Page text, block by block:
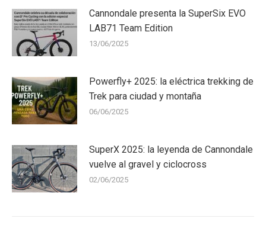
Cannondale presenta la SuperSix EVO
LAB71 Team Edition
13/06/2025
Powerfly+ 2025: la eléctrica trekking de
Trek para ciudad y montaña
06/06/2025
SuperX 2025: la leyenda de Cannondale
vuelve al gravel y ciclocross
02/06/2025